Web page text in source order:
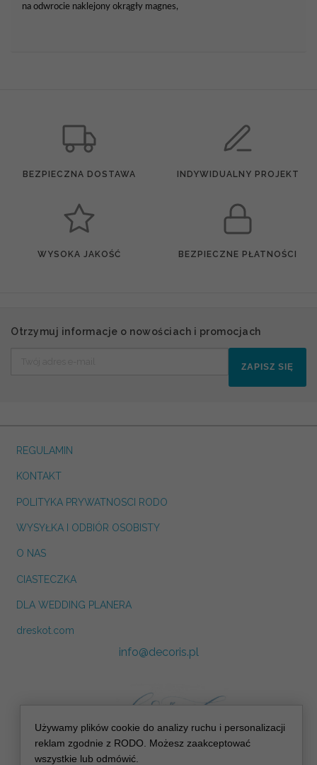
na odwrocie naklejony okrągły magnes,
BEZPIECZNA DOSTAWA INDYWIDUALNY PROJEKT
WYSOKA JAKOŚĆ BEZPIECZNE PŁATNOŚCI
Otrzymuj informacje o nowościach i promocjach
ZAPISZ SIĘ
REGULAMIN
KONTAKT
POLITYKA PRYWATNOSCI RODO
WYSYŁKA I ODBIÓR OSOBISTY
O NAS
CIASTECZKA
DLA WEDDING PLANERA
dreskot.com
info@decoris.pl
Używamy plików cookie do analizy ruchu i personalizacji
reklam zgodnie z RODO. Możesz zaakceptować
wszystkie lub odmówić.